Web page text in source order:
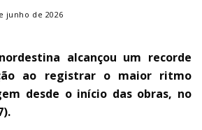
junho de 2026
alcançou um recorde
ao registrar o maior ritmo
desde o início das obras, no